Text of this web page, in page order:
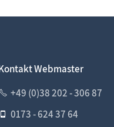
Webmaster
+49 (0)38 202 - 306 87
0173 - 624 37 64